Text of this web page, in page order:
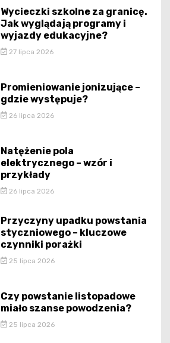
Wycieczki szkolne za granicę.
Jak wyglądają programy i
wyjazdy edukacyjne?
27 lipca 2026
Promieniowanie jonizujące –
gdzie występuje?
26 lipca 2026
Natężenie pola
elektrycznego – wzór i
przykłady
26 lipca 2026
Przyczyny upadku powstania
styczniowego – kluczowe
czynniki porażki
25 lipca 2026
Czy powstanie listopadowe
miało szanse powodzenia?
25 lipca 2026